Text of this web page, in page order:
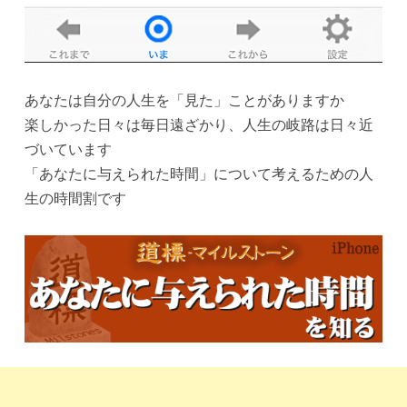
あなたは自分の人生を「見た」ことがありますか
楽しかった日々は毎日遠ざかり、人生の岐路は日々近
づいています
「あなたに与えられた時間」について考えるための人
生の時間割です